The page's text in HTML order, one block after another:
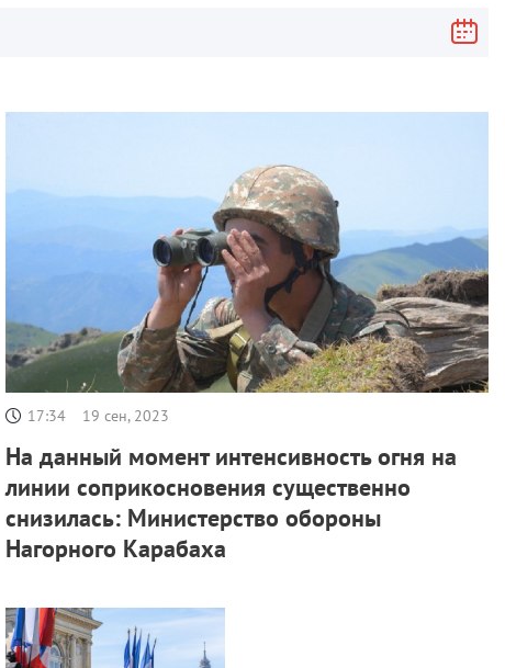
17:34 19 сен, 2023
На данный момент интенсивность огня на
линии соприкосновения существенно
снизилась: Министерство обороны
Нагорного Карабаха